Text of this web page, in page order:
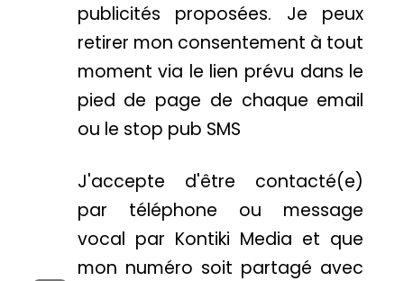
publicités proposées. Je peux
retirer mon consentement à tout
moment via le lien prévu dans le
pied de page de chaque email
ou le stop pub SMS
J'accepte d'être contacté(e)
par téléphone ou message
vocal par Kontiki Media et que
mon numéro soit partagé avec